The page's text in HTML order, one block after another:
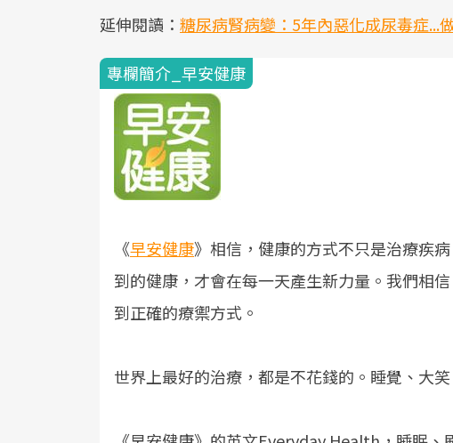
延伸閱讀： 糖尿病腎病變：5年內惡化成尿毒症...
專欄簡介_早安健康
《早安健康》相信，健康的方式不只是治療疾
到的健康，才會在每一天產生新力量。我們相
到正確的療禦方式。
世界上最好的治療，都是不花錢的。睡覺、大